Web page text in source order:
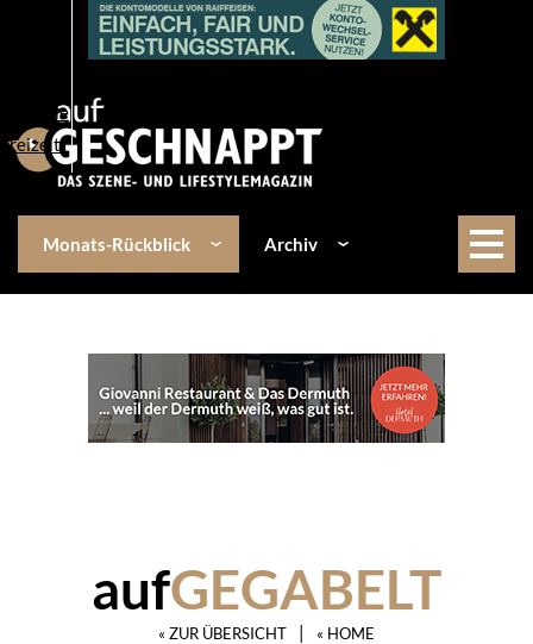
Lifestyle
Freizeit
Monats-Rückblick Archiv
aufGEGABELT
« ZUR ÜBERSICHT | « HOME